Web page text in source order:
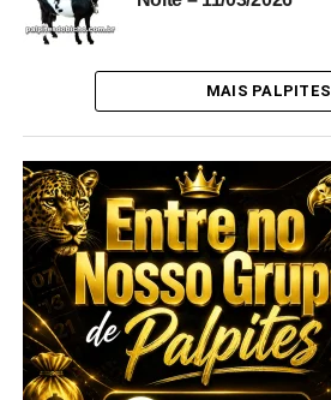
MAIS PALPITES